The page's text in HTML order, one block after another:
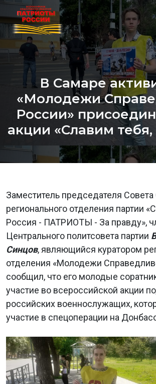
В Самаре
«Молодежи
России»
акции «Славим тебя,
Заместитель председателя
регионального отделения партии
Россия - ПАТРИОТЫ - За правду»,
Центрального политсовета партии
Синцов, являющийся куратором
отделения «Молодежи
сообщил, что его молодые
участие во всероссийской акции
российских военнослужащих,
участие в спецоперации на